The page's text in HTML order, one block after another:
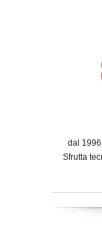
dal
Sfrutta